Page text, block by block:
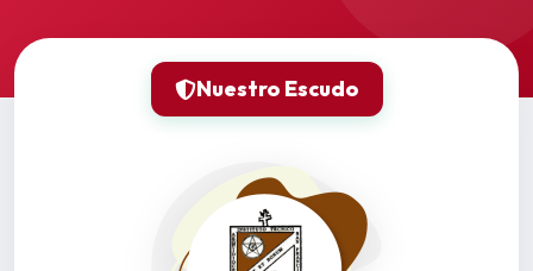
Nuestro Escudo